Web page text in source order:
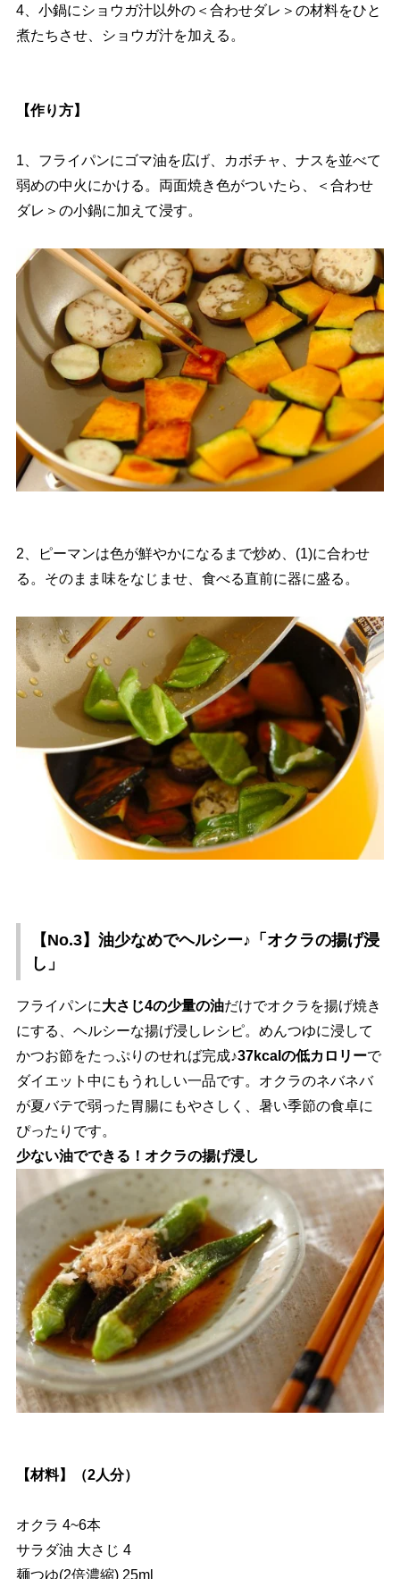
4、小鍋にショウガ汁以外の＜合わせダレ＞の材料をひと
煮たちさせ、ショウガ汁を加える。
【作り方】
1、フライパンにゴマ油を広げ、カボチャ、ナスを並べて
弱めの中火にかける。両面焼き色がついたら、＜合わせ
ダレ＞の小鍋に加えて浸す。
2、ピーマンは色が鮮やかになるまで炒め、(1)に合わせ
る。そのまま味をなじませ、食べる直前に器に盛る。
【No.3】油少なめでヘルシー♪「オクラの揚げ浸
し」
フライパンに大さじ4の少量の油だけでオクラを揚げ焼き
にする、ヘルシーな揚げ浸しレシピ。めんつゆに浸して
かつお節をたっぷりのせれば完成♪37kcalの低カロリーで
ダイエット中にもうれしい一品です。オクラのネバネバ
が夏バテで弱った胃腸にもやさしく、暑い季節の食卓に
ぴったりです。
少ない油でできる！オクラの揚げ浸し
【材料】（2人分）
オクラ 4~6本
サラダ油 大さじ 4
麺つゆ(2倍濃縮) 25ml